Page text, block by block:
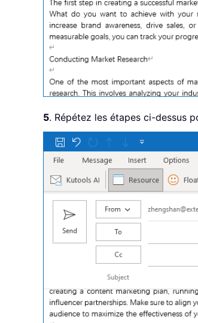
5. Répétez les étapes ci-dessus